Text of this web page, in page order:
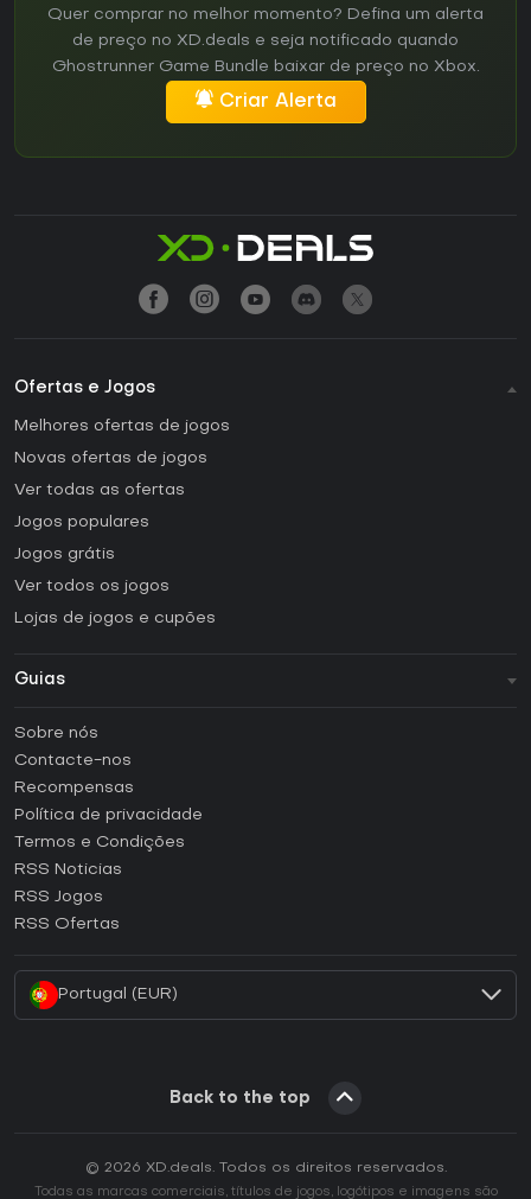
Quer comprar no melhor momento? Defina um alerta
de preço no XD.deals e seja notificado quando
Ghostrunner Game Bundle baixar de preço no Xbox.
Criar Alerta
Ofertas e Jogos
Melhores ofertas de jogos
Novas ofertas de jogos
Ver todas as ofertas
Jogos populares
Jogos grátis
Ver todos os jogos
Lojas de jogos e cupões
Guias
Como ativar uma CD Key Steam?
Como ativar uma CD Key Epic Games?
Como ativar uma CD Key GOG?
Como ativar uma CD Key Ubisoft Connect?
Sobre nós
Contacte-nos
Recompensas
Política de privacidade
Termos e Condições
RSS Noticias
RSS Jogos
RSS Ofertas
Portugal (EUR)
Back to the top
© 2026 XD.deals. Todos os direitos reservados.
Todas as marcas comerciais, títulos de jogos, logótipos e imagens são